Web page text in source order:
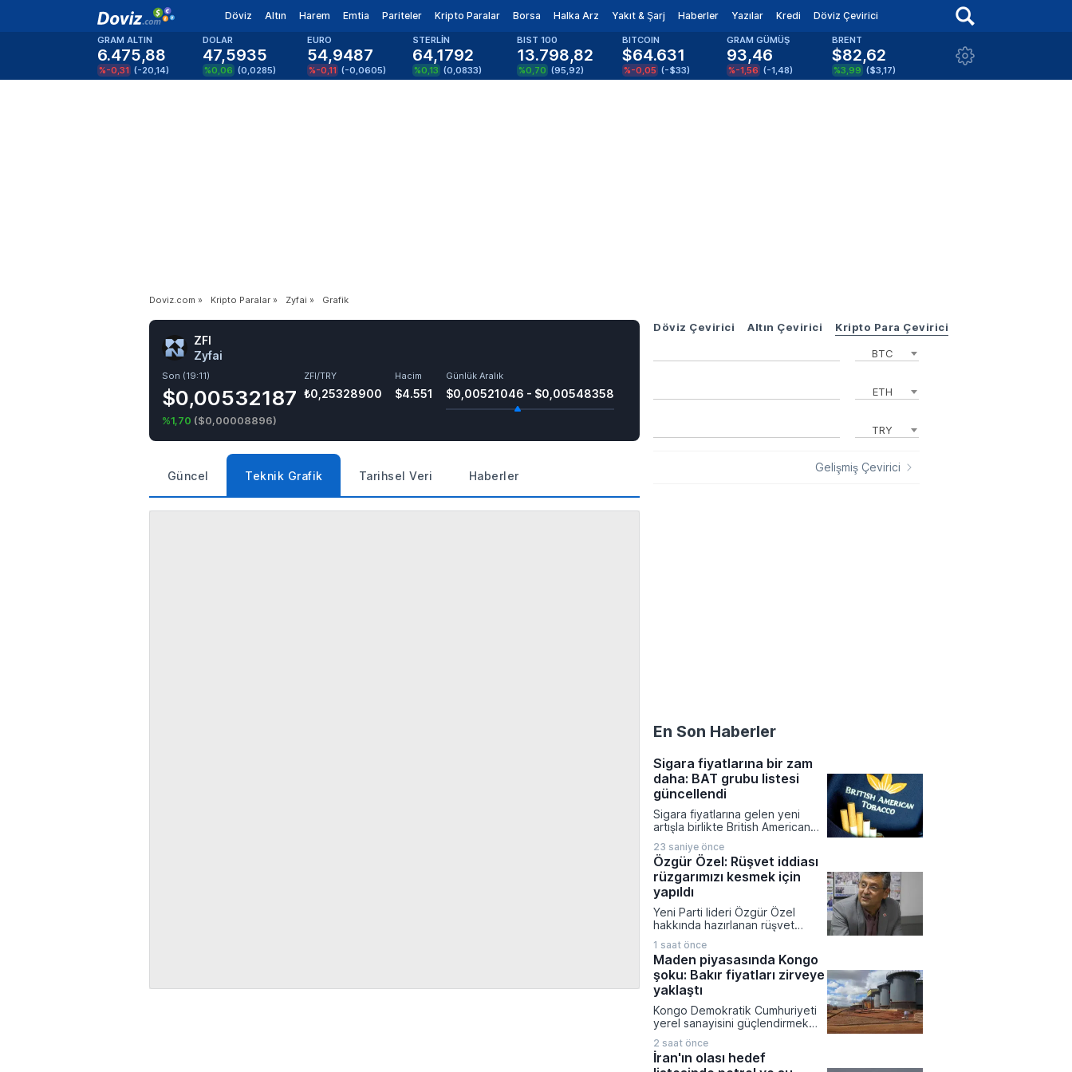
Döviz Altın Harem Emtia Pariteler Kripto Paralar Borsa Halka Arz Yakıt & Şarj Haberler Yazılar Kredi Döviz Çevirici
GRAM ALTIN
6.475,88
%-0,31 (-20,14)
DOLAR
47,5935
%0,06 (0,0285)
EURO
54,9487
%-0,11 (-0,0605)
STERLİN
64,1792
%0,13 (0,0833)
BIST 100
13.798,82
%0,70 (95,92)
BITCOIN
$64.631
%-0,05 (-$33)
GRAM GÜMÜŞ
93,46
%-1,56 (-1,48)
BRENT
$82,62
%3,99 ($3,17)
Doviz.com » Kripto Paralar » Zyfai » Grafik
ZFI
Zyfai
Son (19:11)
$0,00532187
%1,70 ($0,00008896)
ZFI/TRY
₺0,25328900
Hacim
$4.551
Günlük Aralık
$0,00521046 - $0,00548358
Güncel Teknik Grafik Tarihsel Veri Haberler
Döviz Çevirici Altın Çevirici Kripto Para Çevirici
BTC
ETH
TRY
Gelişmiş Çevirici
En Son Haberler
Sigara fiyatlarına bir zam
daha: BAT grubu listesi
güncellendi
Sigara fiyatlarına gelen yeni
artışla birlikte British American
fiyatları güncellendi. Tekel
Bayileri Yardımlaşma Derneği
Başkanı Erol Dündar tarafından
paylaşılan bilgilere göre zamlı
tarife 7 Ağustos tarihinden
itibaren tüm satış noktalarında
uygulanmaya başlanacak.
23 saniye önce
Özgür Özel: Rüşvet iddiası
rüzgarımızı kesmek için
yapıldı
Yeni Parti lideri Özgür Özel
hakkında hazırlanan rüşvet
güncel oy potansiyeline dair
çarpıcı açıklamalarda bulundu.
Gazeteci Murat Yetkin'e
konuşan Özel, dokunulmazlık
taleplerini siyasi bir hamle olarak
nitelendirirken partisinin bağış
kampanyasıyla topladığı
rakamları paylaştı.
1 saat önce
Maden piyasasında Kongo
şoku: Bakır fiyatları zirveye
yaklaştı
Kongo Demokratik Cumhuriyeti
yerel sanayisini güçlendirmek
kısıtlama getirdi. Bakır ve kobalt
konsantresi sevkiyatını durduran
2 saat önce
İran'ın olası hedef